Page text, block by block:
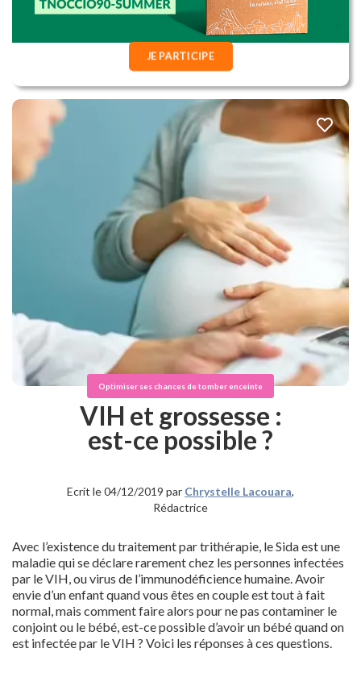
JE PARTICIPE
Optimiser ses chances de tomber enceinte
VIH et grossesse :
est-ce possible ?
Ecrit le 04/12/2019 par Chrystelle Lacouara,
Rédactrice
Avec l’existence du traitement par trithérapie, le Sida est une
maladie qui se déclare rarement chez les personnes infectées
par le VIH, ou virus de l’immunodéficience humaine. Avoir
envie d’un enfant quand vous êtes en couple est tout à fait
normal, mais comment faire alors pour ne pas contaminer le
conjoint ou le bébé, est-ce possible d’avoir un bébé quand on
est infectée par le VIH ? Voici les réponses à ces questions.